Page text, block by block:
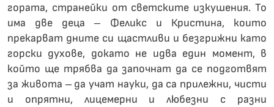
гората, странейки от светските изкушения. То
има две деца – Феликс и Кристина, които
прекарват дните си щастливи и безгрижни като
горски духове, докато не идва един момент, в
който ще трябва да започнат да се подготвят
за живота – да учат науки, да са прилежни, чисти
и опрятни, лицемерни и любезни с разни